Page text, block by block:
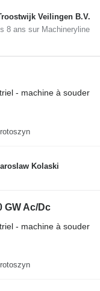
Veilingen B.V.
8ans sur Machineryline
- machine à souder
Kolaski
GW Ac/Dc
- machine à souder